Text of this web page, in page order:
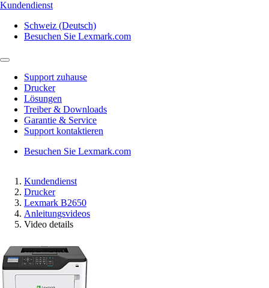
Kundendienst
Schweiz (Deutsch)
Besuchen Sie Lexmark.com
Support zuhause
Drucker
Lösungen
Treiber & Downloads
Garantie & Service
Support kontaktieren
Besuchen Sie Lexmark.com
Kundendienst
Drucker
Lexmark B2650
Anleitungsvideos
Video details